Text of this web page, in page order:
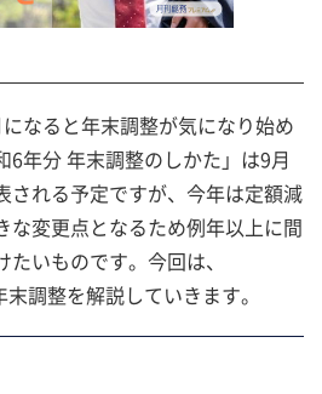
なると年末調整が気になり始め
6年分 年末調整のしかた」は9月
される予定ですが、今年は定額減
な変更点となるため例年以上に間
いものです。今回は、
調整を解説していきます。